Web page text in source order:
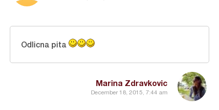
Marina Zdravkovic
December 18, 2015, 7:44 am
Odlicna pita